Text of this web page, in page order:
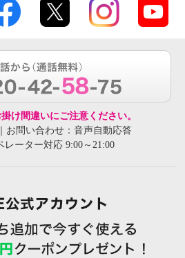
け間違いにご注意ください。
お問い合わせ：音声自動応答
レーター対応 9:00～21:00